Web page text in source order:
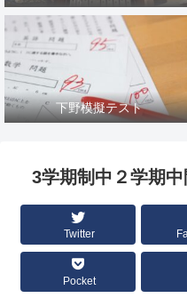
下野模擬テスト
3学期制中２学期
Twitter
Pocket